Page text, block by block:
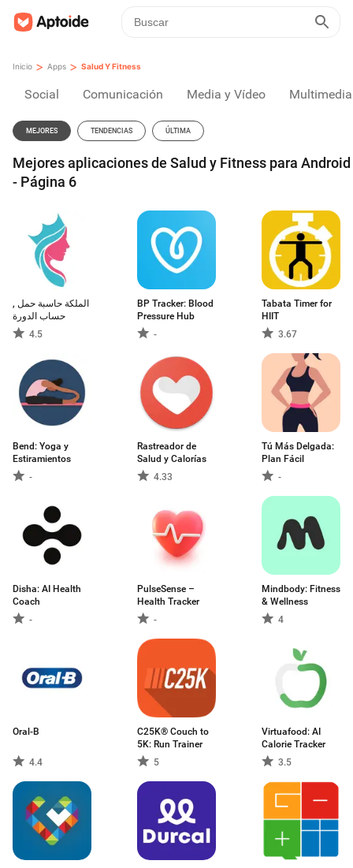
Inicio > Apps > Salud Y Fitness
Social Comunicación Media y Vídeo Multimedia
MEJORES TENDENCIAS ÚLTIMA
Mejores aplicaciones de Salud y Fitness para Android
- Página 6
الملكة حاسبة حمل ,
حساب الدورة
4.5
BP Tracker: Blood
Pressure Hub
-
Tabata Timer for
HIIT
3.67
Bend: Yoga y
Estiramientos
-
Rastreador de
Salud y Calorías
4.33
Tú Más Delgada:
Plan Fácil
-
Disha: AI Health
Coach
-
PulseSense –
Health Tracker
-
Mindbody: Fitness
& Wellness
4
Oral-B
4.4
C25K® Couch to
5K: Run Trainer
5
Virtuafood: AI
Calorie Tracker
3.5